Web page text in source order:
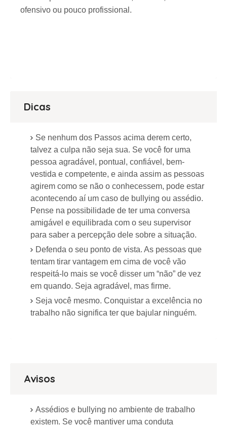
ofensivo ou pouco profissional.
Dicas
Se nenhum dos Passos acima derem certo,
talvez a culpa não seja sua. Se você for uma
pessoa agradável, pontual, confiável, bem-
vestida e competente, e ainda assim as pessoas
agirem como se não o conhecessem, pode estar
acontecendo aí um caso de bullying ou assédio.
Pense na possibilidade de ter uma conversa
amigável e equilibrada com o seu supervisor
para saber a percepção dele sobre a situação.
Defenda o seu ponto de vista. As pessoas que
tentam tirar vantagem em cima de você vão
respeitá-lo mais se você disser um “não” de vez
em quando. Seja agradável, mas firme.
Seja você mesmo. Conquistar a excelência no
trabalho não significa ter que bajular ninguém.
Avisos
Assédios e bullying no ambiente de trabalho
existem. Se você mantiver uma conduta